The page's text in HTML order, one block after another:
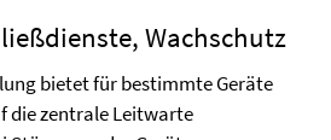
Wachschutz
bietet für bestimmte Geräte
die zentrale Leitwarte